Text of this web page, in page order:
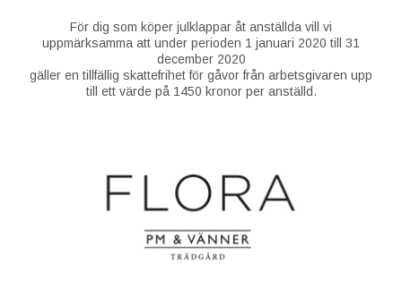
För dig som köper julklappar åt anställda vill vi
uppmärksamma att under perioden 1 januari 2020 till 31
december 2020
gäller en tillfällig skattefrihet för gåvor från arbetsgivaren upp
till ett värde på 1450 kronor per anställd.